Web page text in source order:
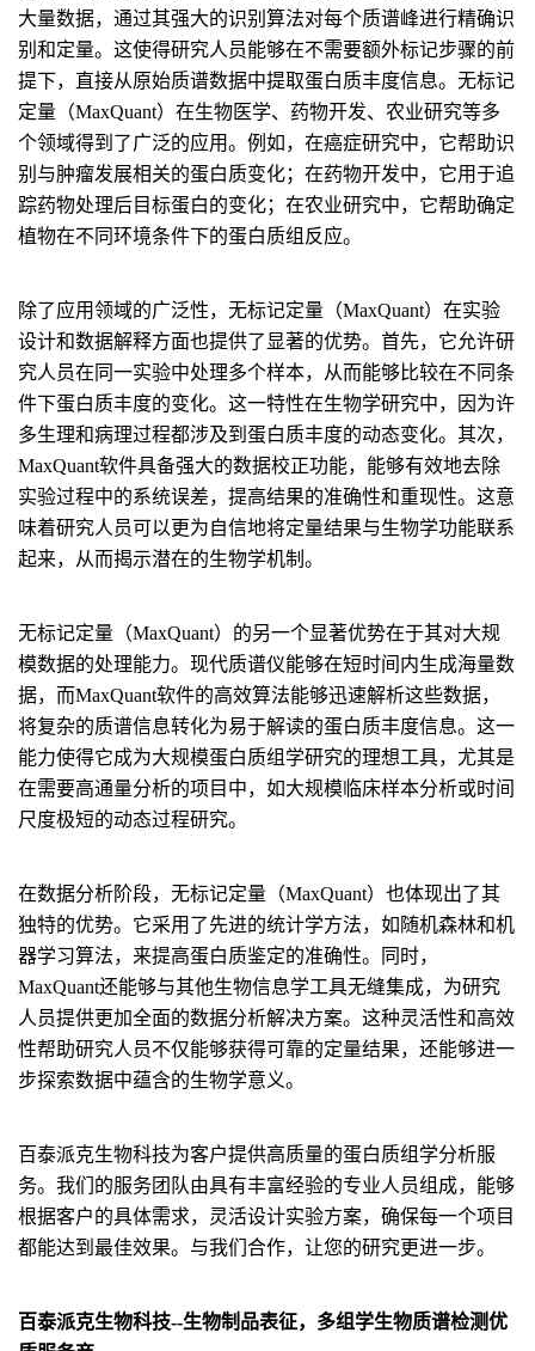
大量数据，通过其强大的识别算法对每个质谱峰进行精确识
别和定量。这使得研究人员能够在不需要额外标记步骤的前
提下，直接从原始质谱数据中提取蛋白质丰度信息。无标记
定量（MaxQuant）在生物医学、药物开发、农业研究等多
个领域得到了广泛的应用。例如，在癌症研究中，它帮助识
别与肿瘤发展相关的蛋白质变化；在药物开发中，它用于追
踪药物处理后目标蛋白的变化；在农业研究中，它帮助确定
植物在不同环境条件下的蛋白质组反应。
除了应用领域的广泛性，无标记定量（MaxQuant）在实验
设计和数据解释方面也提供了显著的优势。首先，它允许研
究人员在同一实验中处理多个样本，从而能够比较在不同条
件下蛋白质丰度的变化。这一特性在生物学研究中，因为许
多生理和病理过程都涉及到蛋白质丰度的动态变化。其次，
MaxQuant软件具备强大的数据校正功能，能够有效地去除
实验过程中的系统误差，提高结果的准确性和重现性。这意
味着研究人员可以更为自信地将定量结果与生物学功能联系
起来，从而揭示潜在的生物学机制。
无标记定量（MaxQuant）的另一个显著优势在于其对大规
模数据的处理能力。现代质谱仪能够在短时间内生成海量数
据，而MaxQuant软件的高效算法能够迅速解析这些数据，
将复杂的质谱信息转化为易于解读的蛋白质丰度信息。这一
能力使得它成为大规模蛋白质组学研究的理想工具，尤其是
在需要高通量分析的项目中，如大规模临床样本分析或时间
尺度极短的动态过程研究。
在数据分析阶段，无标记定量（MaxQuant）也体现出了其
独特的优势。它采用了先进的统计学方法，如随机森林和机
器学习算法，来提高蛋白质鉴定的准确性。同时，
MaxQuant还能够与其他生物信息学工具无缝集成，为研究
人员提供更加全面的数据分析解决方案。这种灵活性和高效
性帮助研究人员不仅能够获得可靠的定量结果，还能够进一
步探索数据中蕴含的生物学意义。
百泰派克生物科技为客户提供高质量的蛋白质组学分析服
务。我们的服务团队由具有丰富经验的专业人员组成，能够
根据客户的具体需求，灵活设计实验方案，确保每一个项目
都能达到最佳效果。与我们合作，让您的研究更进一步。
百泰派克生物科技--生物制品表征，多组学生物质谱检测优